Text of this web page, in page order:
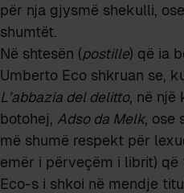
për nja gjysmë shekulli,
shumtët.
Në shtesën (postille) që ia
Umberto Eco shkruan se,
L’abbazia del delitto, në një
botohej, Adso da Melk, ose
më shumë respekt për
emër i përveçëm i librit)
Eco-s i shkoi në mendje